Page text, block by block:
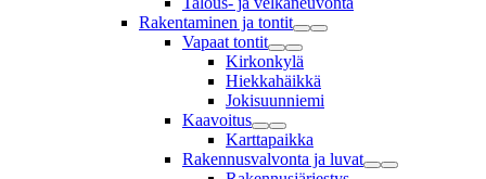
Rakentaminen ja tontit
Vapaat tontit
Kirkonkylä
Hiekkahäikkä
Jokisuunniemi
Kaavoitus
Karttapaikka
Rakennusvalvonta ja luvat